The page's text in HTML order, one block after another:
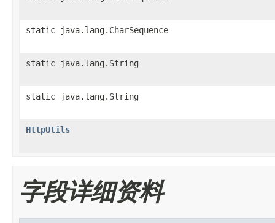
static java.lang.CharSequence
static java.lang.String
static java.lang.String
HttpUtils
字段详细资料